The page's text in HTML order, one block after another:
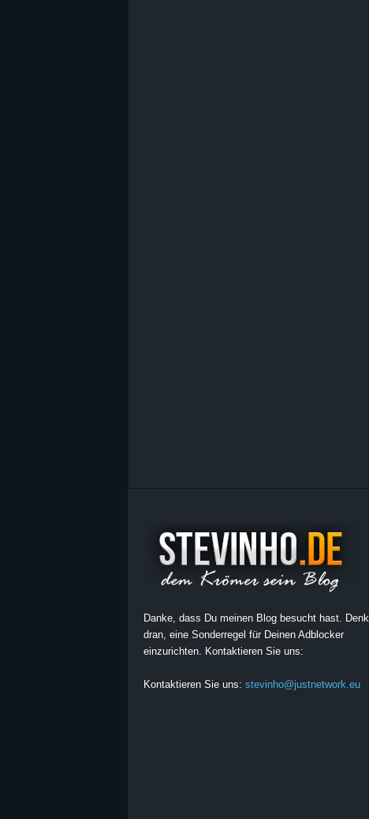
Danke, dass Du meinen Blog besucht hast. Denk
dran, eine Sonderregel für Deinen Adblocker
einzurichten. Kontaktieren Sie uns:
Kontaktieren Sie uns: stevinho@justnetwork.eu